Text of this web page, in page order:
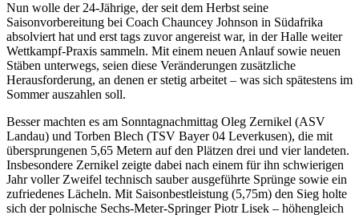
Nun wolle der 24-Jährige, der seit dem Herbst seine
Saisonvorbereitung bei Coach Chauncey Johnson in Südafrika
absolviert hat und erst tags zuvor angereist war, in der Halle weiter
Wettkampf-Praxis sammeln. Mit einem neuen Anlauf sowie neuen
Stäben unterwegs, seien diese Veränderungen zusätzliche
Herausforderung, an denen er stetig arbeitet – was sich spätestens im
Sommer auszahlen soll.
Besser machten es am Sonntagnachmittag Oleg Zernikel (ASV
Landau) und Torben Blech (TSV Bayer 04 Leverkusen), die mit
übersprungenen 5,65 Metern auf den Plätzen drei und vier landeten.
Insbesondere Zernikel zeigte dabei nach einem für ihn schwierigen
Jahr voller Zweifel technisch sauber ausgeführte Sprünge sowie ein
zufriedenes Lächeln. Mit Saisonbestleistung (5,75m) den Sieg holte
sich der polnische Sechs-Meter-Springer Piotr Lisek – höhengleich